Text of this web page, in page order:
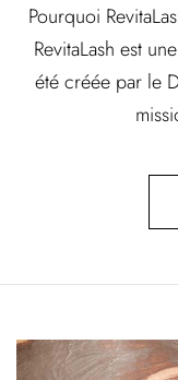
Pourquoi
RevitaLash est
été créée par le